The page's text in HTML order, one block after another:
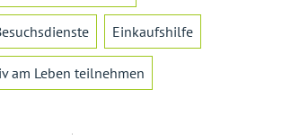
Einkaufshilfe
am Leben teilnehmen